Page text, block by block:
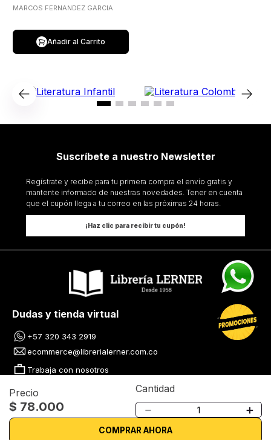
Precio
$ 78.000
Cantidad
＋
－
COMPRAR AHORA
MARCOS FERNANDEZ GARCIA
Añadir al Carrito
Suscríbete a nuestro Newsletter
Regístrate y recibe para tu primera compra el envío gratis y
mantente informado de nuestras novedades. Tener en cuenta
que el cupón llega a tu correo en las próximas 24 horas.
¡Haz clic para recibir tu cupón!
Dudas y tienda virtual
+57 320 343 2919
ecommerce@librerialerner.com.co
Trabaja con nosotros
Nuestras tiendas